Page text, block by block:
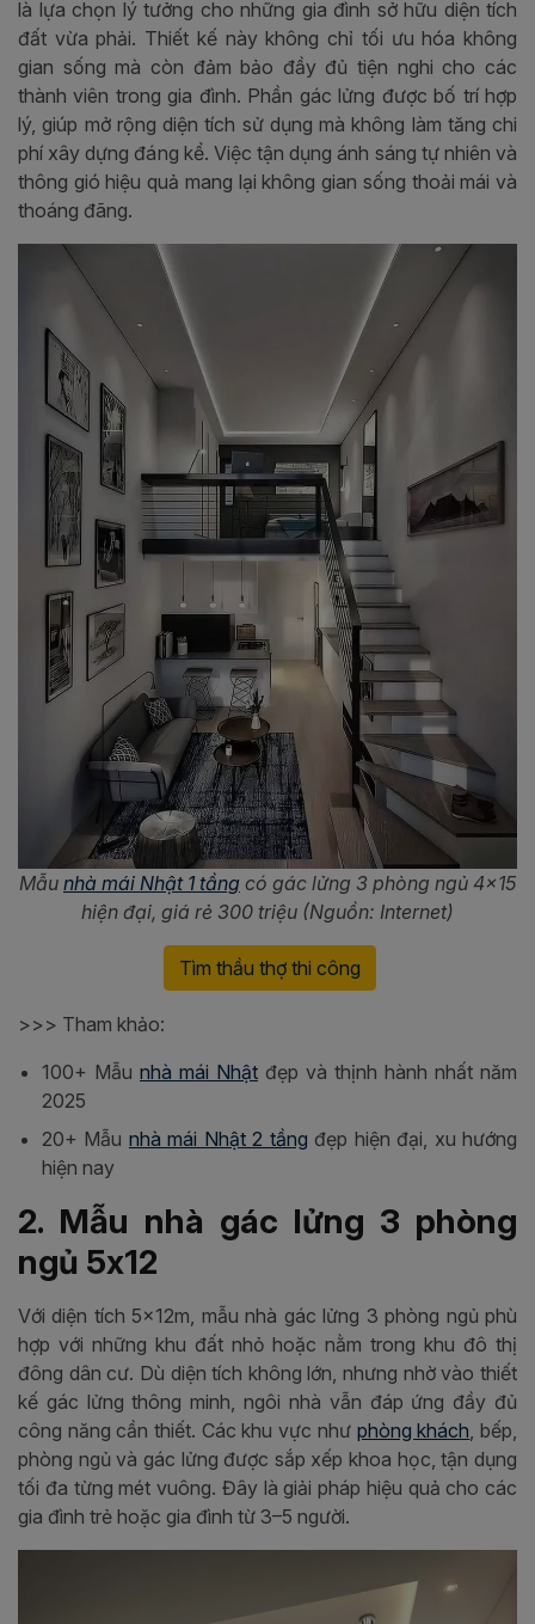
là lựa chọn lý tưởng cho những gia đình sở hữu diện tích
đất vừa phải. Thiết kế này không chỉ tối ưu hóa không
gian sống mà còn đảm bảo đầy đủ tiện nghi cho các
thành viên trong gia đình. Phần gác lửng được bố trí hợp
lý, giúp mở rộng diện tích sử dụng mà không làm tăng chi
phí xây dựng đáng kể. Việc tận dụng ánh sáng tự nhiên và
thông gió hiệu quả mang lại không gian sống thoải mái và
thoáng đãng.
Mẫu nhà mái Nhật 1 tầng có gác lửng 3 phòng ngủ 4x15
hiện đại, giá rẻ 300 triệu (Nguồn: Internet)
Tìm thầu thợ thi công
>>> Tham khảo:
100+ Mẫu nhà mái Nhật đẹp và thịnh hành nhất năm
2025
20+ Mẫu nhà mái Nhật 2 tầng đẹp hiện đại, xu hướng
hiện nay
2. Mẫu nhà gác lửng 3 phòng
ngủ 5x12
Với diện tích 5x12m, mẫu nhà gác lửng 3 phòng ngủ phù
hợp với những khu đất nhỏ hoặc nằm trong khu đô thị
đông dân cư. Dù diện tích không lớn, nhưng nhờ vào thiết
kế gác lửng thông minh, ngôi nhà vẫn đáp ứng đầy đủ
công năng cần thiết. Các khu vực như phòng khách , bếp,
phòng ngủ và gác lửng được sắp xếp khoa học, tận dụng
tối đa từng mét vuông. Đây là giải pháp hiệu quả cho các
gia đình trẻ hoặc gia đình từ 3–5 người.